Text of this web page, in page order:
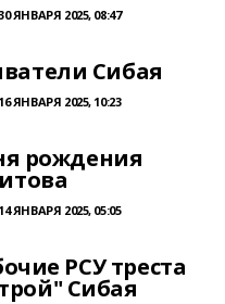
ЯНВАРЯ 2025, 08:47
Сибая
16 ЯНВАРЯ 2025, 10:23
рождения
14 ЯНВАРЯ 2025, 05:05
РСУ треста
Сибая